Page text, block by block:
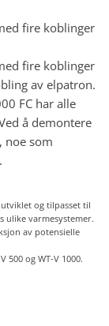
fire koblinger
fire koblinger
av elpatron.
FC har alle
å demontere
noe som
og tilpasset til
ulike varmesystemer.
av potensielle
500 og WT-V 1000.